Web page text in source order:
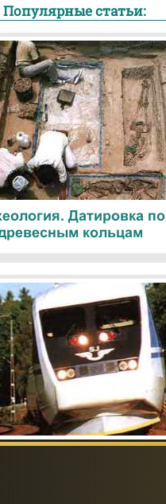
Популярные статьи:
Датировка по
кольцам
Современные